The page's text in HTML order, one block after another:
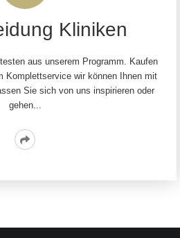
Kliniken
aus unserem Programm. Kaufen
Komplettservice wir können Ihnen mit
Sie sich von uns inspirieren oder
gehen...
Read